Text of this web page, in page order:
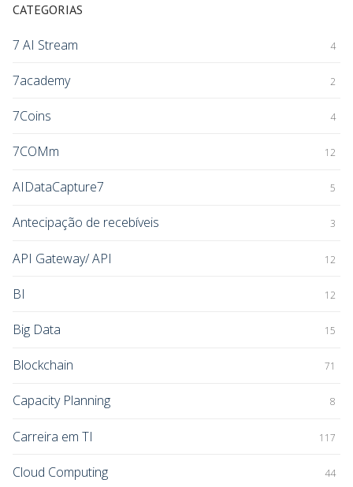
CATEGORIAS
7 AI Stream 4
7academy 2
7Coins 4
7COMm 12
AIDataCapture7 5
Antecipação de recebíveis 3
API Gateway/ API 12
BI 12
Big Data 15
Blockchain 71
Capacity Planning 8
Carreira em TI 117
Cloud Computing 44